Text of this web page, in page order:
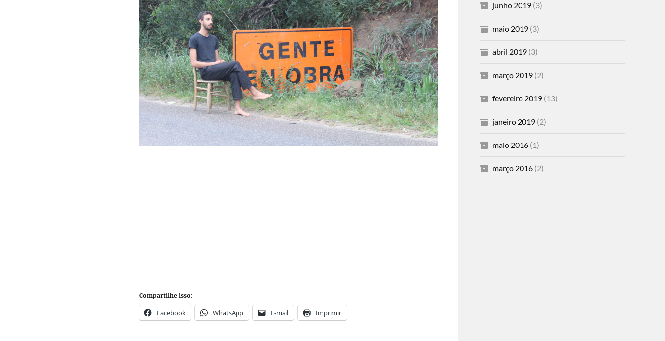
Compartilhe isso:
Facebook WhatsApp E-mail Imprimir
junho 2019(3)
maio 2019(3)
abril 2019(3)
março 2019(2)
fevereiro 2019(13)
janeiro 2019(2)
maio 2016(1)
março 2016(2)